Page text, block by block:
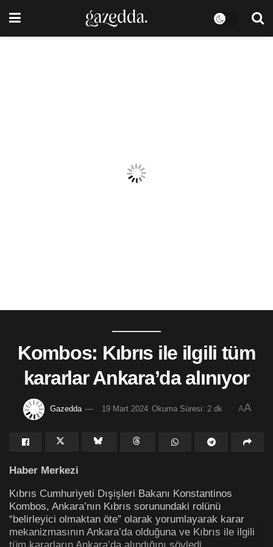
Kombos: Kıbrıs ile ilgili tüm
kararlar Ankara’da alınıyor
Gazedda 19 Mart 2024 Okuma Süresi: 2 dk AA
Haber Merkezi
Kıbrıs Cumhuriyeti Dışişleri Bakanı Konstantinos
Kombos, Ankara’nın Kıbrıs sorunundaki rolünü
“belirleyici olmaktan öte” olarak yorumlayarak karar
mekanizmasının Ankara’da olduğuna ve Kıbrıs ile ilgili